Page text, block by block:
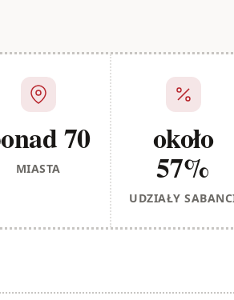
70
MIASTA
około
57%
UDZIAŁY